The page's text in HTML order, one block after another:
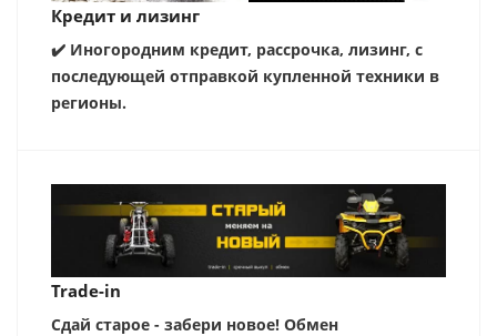
Кредит и лизинг
✔️ Иногородним кредит, рассрочка, лизинг, с
последующей отправкой купленной техники в
регионы.
Trade-in
Сдай старое - забери новое! Обмен